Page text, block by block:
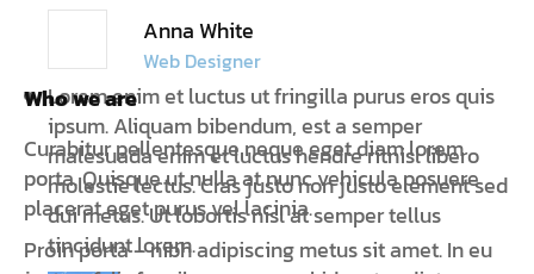
Anna White
Web Designer
Lorem enim et luctus ut fringilla purus eros quis
ipsum. Aliquam bibendum, est a semper
malesuada enim et luctus hendre ritnisl libero
molestie lectus. Cras justo non justo element sed
dui metus. Ut lobortis nisl at semper tellus
tincidunt lorem.
Who we are
Curabitur pellentesque neque eget diam lorem
porta. Quisque ut nulla at nunc vehicula posuere
placerat eget purus vel lacinia.
Proin porta – nibh adipiscing metus sit amet. In eu